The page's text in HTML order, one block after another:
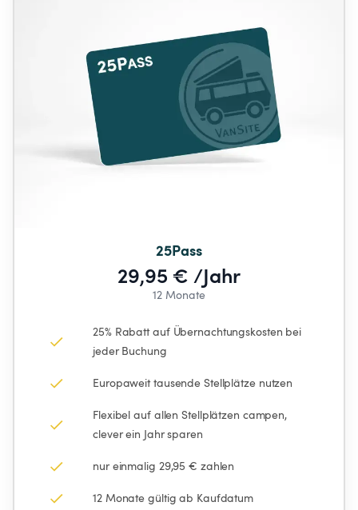
25Pass
29,95 € /Jahr
12 Monate
25% Rabatt auf Übernachtungskosten bei
jeder Buchung
Europaweit tausende Stellplätze nutzen
Flexibel auf allen Stellplätzen campen,
clever ein Jahr sparen
nur einmalig 29,95 € zahlen
12 Monate gültig ab Kaufdatum